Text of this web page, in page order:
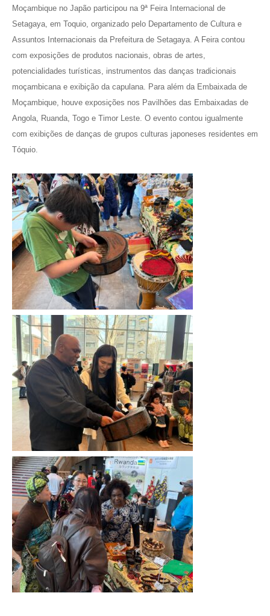
Moçambique no Japão participou na 9ª Feira Internacional de
Setagaya, em Toquio, organizado pelo Departamento de Cultura e
Assuntos Internacionais da Prefeitura de Setagaya. A Feira contou
com exposições de produtos nacionais, obras de artes,
potencialidades turísticas, instrumentos das danças tradicionais
moçambicana e exibição da capulana. Para além da Embaixada de
Moçambique, houve exposições nos Pavilhões das Embaixadas de
Angola, Ruanda, Togo e Timor Leste. O evento contou igualmente
com exibições de danças de grupos culturas japoneses residentes em
Tóquio.